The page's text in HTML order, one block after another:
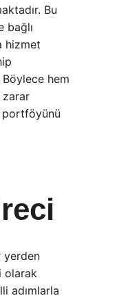
Bu
bağlı
hizmet
hem
zarar
portföyünü
yerden
olarak
adımlarla